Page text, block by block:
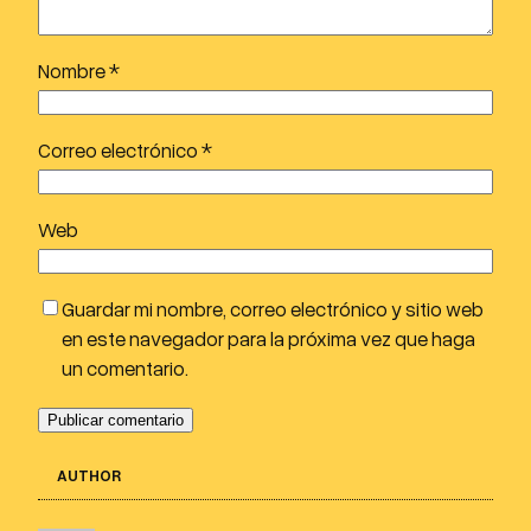
o
Nombre*
Correo electrónico*
Web
Guardar mi nombre, correo electrónico y sitio web
en este navegador para la próxima vez que haga
un comentario.
AUTHOR